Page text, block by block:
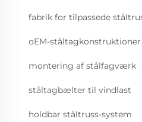
fabrik for tilpassede
oEM-ståltagkonstruktioner
montering af stålfagværk
ståltagbælter til vindlast
holdbar ståltruss-system